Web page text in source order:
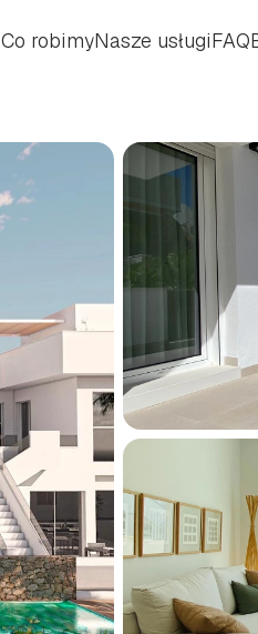
Co robimyNasze usługiFAQ